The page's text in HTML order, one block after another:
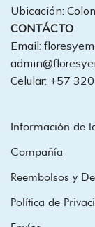
Ubicación:
CONTÁCTO
Email:
Celular: +57
Información de
Compañía
Reembolsos y
Política de